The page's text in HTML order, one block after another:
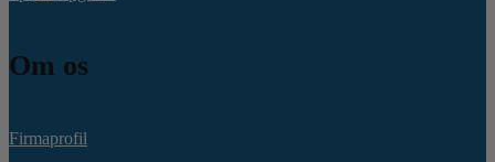
Om os
Firmaprofil